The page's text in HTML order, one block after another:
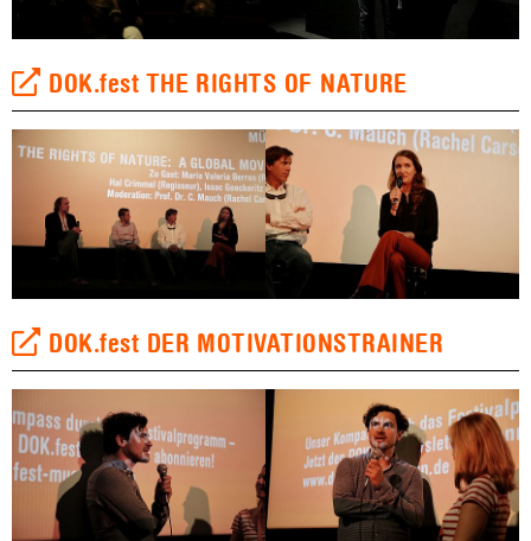
DOK.fest THE RIGHTS OF NATURE
DOK.fest DER MOTIVATIONSTRAINER